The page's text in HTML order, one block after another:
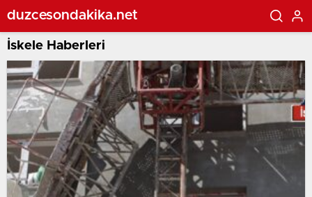
duzcesondakika.net
İskele Haberleri